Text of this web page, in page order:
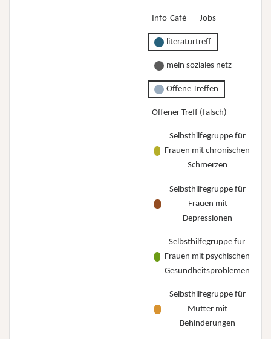
Info-Café Jobs
literaturtreff
mein soziales netz
Offene Treffen
Offener Treff (falsch)
Selbsthilfegruppe für
Frauen mit chronischen
Schmerzen
Selbsthilfegruppe für
Frauen mit
Depressionen
Selbsthilfegruppe für
Frauen mit psychischen
Gesundheitsproblemen
Selbsthilfegruppe für
Mütter mit
Behinderungen